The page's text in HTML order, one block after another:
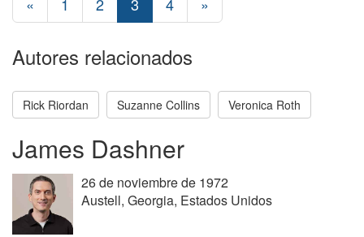
Autores relacionados
Rick Riordan Suzanne Collins Veronica Roth
James Dashner
26 de noviembre de 1972
Austell, Georgia, Estados Unidos